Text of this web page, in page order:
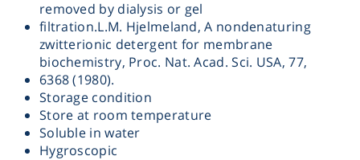
removed by dialysis or gel
filtration.L.M. Hjelmeland, A nondenaturing
zwitterionic detergent for membrane
biochemistry, Proc. Nat. Acad. Sci. USA, 77,
6368 (1980).
Storage condition
Store at room temperature
Soluble in water
Hygroscopic
Sample Preparation